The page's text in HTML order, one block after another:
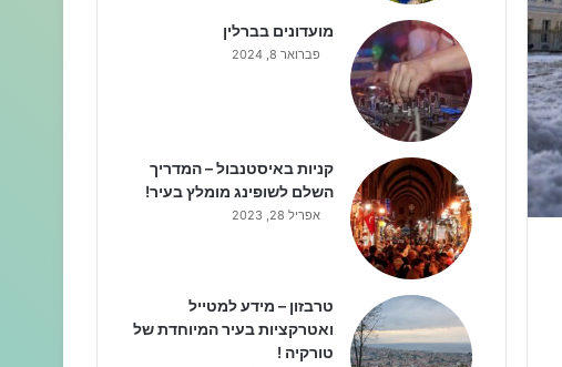
מועדונים בברלין
פברואר 8, 2024
קניות באיסטנבול – המדריך
השלם לשופינג מומלץ בעיר!
אפריל 28, 2023
טרבזון – מידע למטייל
ואטרקציות בעיר המיוחדת של
טורקיה !